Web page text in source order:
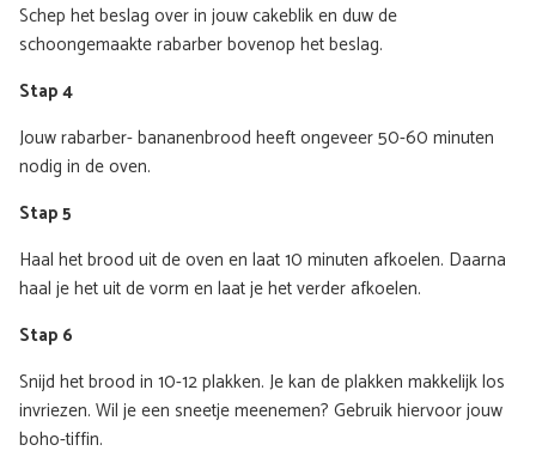
Schep het beslag over in jouw cakeblik en duw de
schoongemaakte rabarber bovenop het beslag.
Stap 4
Jouw rabarber- bananenbrood heeft ongeveer 50-60 minuten
nodig in de oven.
Stap 5
Haal het brood uit de oven en laat 10 minuten afkoelen. Daarna
haal je het uit de vorm en laat je het verder afkoelen.
Stap 6
Snijd het brood in 10-12 plakken. Je kan de plakken makkelijk los
invriezen. Wil je een sneetje meenemen? Gebruik hiervoor jouw
boho-tiffin.